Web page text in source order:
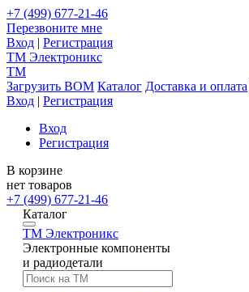
+7 (499) 677-21-46
Перезвоните мне
Вход | Регистрация
TM Электроникс
TM
Загрузить BOM Каталог Доставка и оплата
Вход | Регистрация
Вход
Регистрация
В корзине
нет товаров
+7 (499) 677-21-46
Каталог
TM Электроникс
Электронные компоненты
и радиодетали